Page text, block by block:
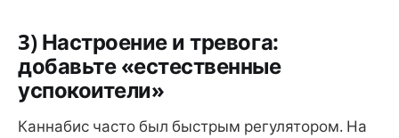
3) Настроение и тревога:
добавьте «естественные
успокоители»
Каннабис часто был быстрым регулятором. На